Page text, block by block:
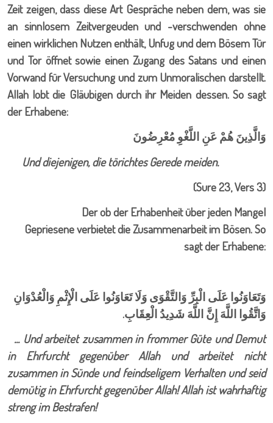
Zeit zeigen, dass diese Art Gespräche neben dem, was sie
an sinnlosem Zeitvergeuden und -verschwenden ohne
einen wirklichen Nutzen enthält, Unfug und dem Bösem Tür
und Tor öffnet sowie einen Zugang des Satans und einen
Vorwand für Versuchung und zum Unmoralischen darstellt.
Allah lobt die Gläubigen durch ihr Meiden dessen. So sagt
der Erhabene:
وَالَّذِينَ هُمْ عَنِ اللَّغْوِ مُعْرِضُونَ
Und diejenigen, die törichtes Gerede meiden.
(Sure 23, Vers 3)
Der ob der Erhabenheit über jeden Mangel
Gepriesene verbietet die Zusammenarbeit im Bösen. So
sagt der Erhabene:
وَتَعَاوَنُوا عَلَى الْبِرِّ وَالتَّقْوَى وَلَا تَعَاوَنُوا عَلَى الْإِثْمِ وَالْعُدْوَانِ
وَاتَّقُوا اللَّهَ إِنَّ اللَّهَ شَدِيدُ الْعِقَابِ.
...Und arbeitet zusammen in frommer Güte und Demut
in Ehrfurcht gegenüber Allah und arbeitet nicht
zusammen in Sünde und feindseligem Verhalten und seid
demütig in Ehrfurcht gegenüber Allah! Allah ist wahrhaftig
streng im Bestrafen!